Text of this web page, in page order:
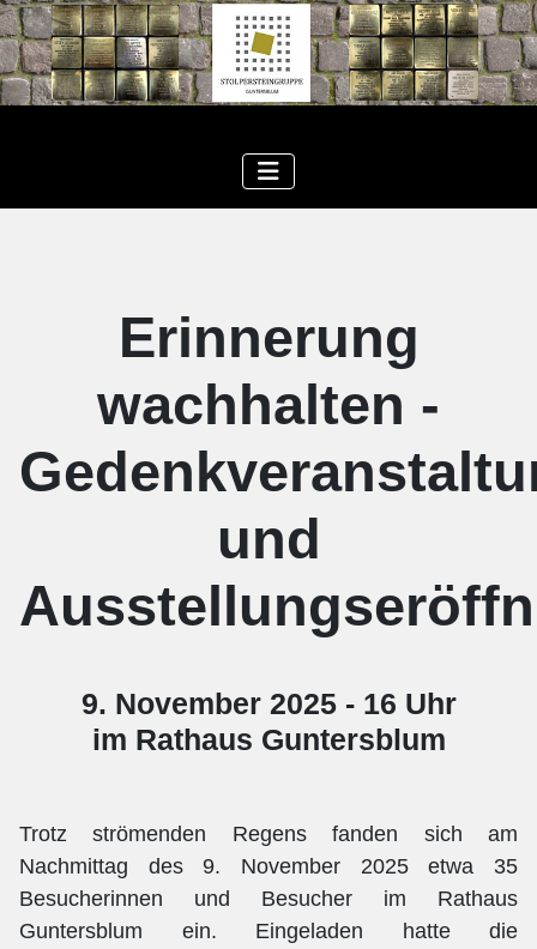
Erinnerung
wachhalten -
und
9. November 2025 - 16 Uhr
im Rathaus Guntersblum
Trotz strömenden Regens fanden sich am
Nachmittag des 9. November 2025 etwa 35
Besucherinnen und Besucher im Rathaus
Guntersblum ein. Eingeladen hatte die